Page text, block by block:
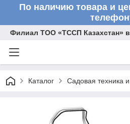
По наличию товара и
Филиал ТОО «ТССП Казахстан»
Каталог Садовая техника